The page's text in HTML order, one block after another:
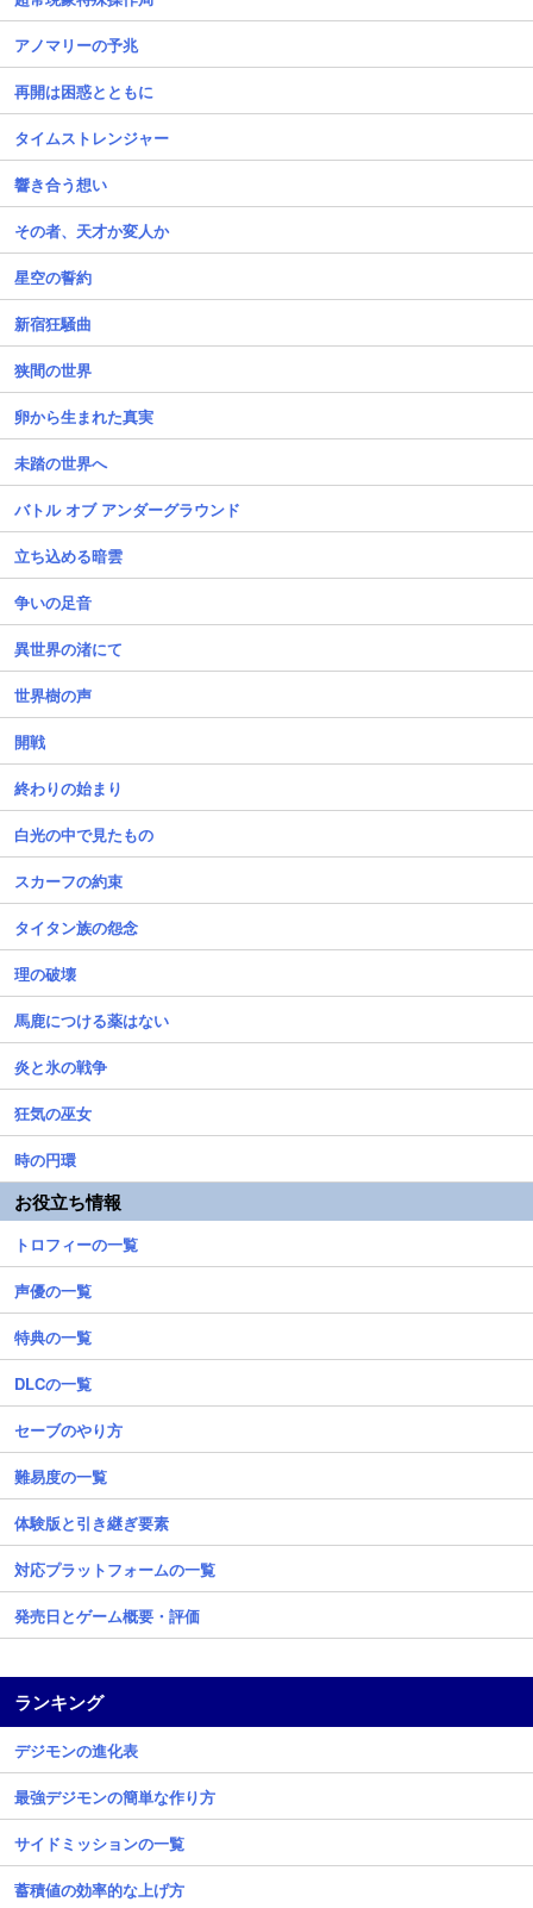
アノマリーの予兆
再開は困惑とともに
タイムストレンジャー
響き合う想い
その者、天才か変人か
星空の誓約
新宿狂騒曲
狭間の世界
卵から生まれた真実
未踏の世界へ
バトル オブ アンダーグラウンド
立ち込める暗雲
争いの足音
異世界の渚にて
世界樹の声
開戦
終わりの始まり
白光の中で見たもの
スカーフの約束
タイタン族の怨念
理の破壊
馬鹿につける薬はない
炎と氷の戦争
狂気の巫女
時の円環
お役立ち情報
トロフィーの一覧
声優の一覧
特典の一覧
DLCの一覧
セーブのやり方
難易度の一覧
体験版と引き継ぎ要素
対応プラットフォームの一覧
発売日とゲーム概要・評価
ランキング
デジモンの進化表
最強デジモンの簡単な作り方
サイドミッションの一覧
蓄積値の効率的な上げ方